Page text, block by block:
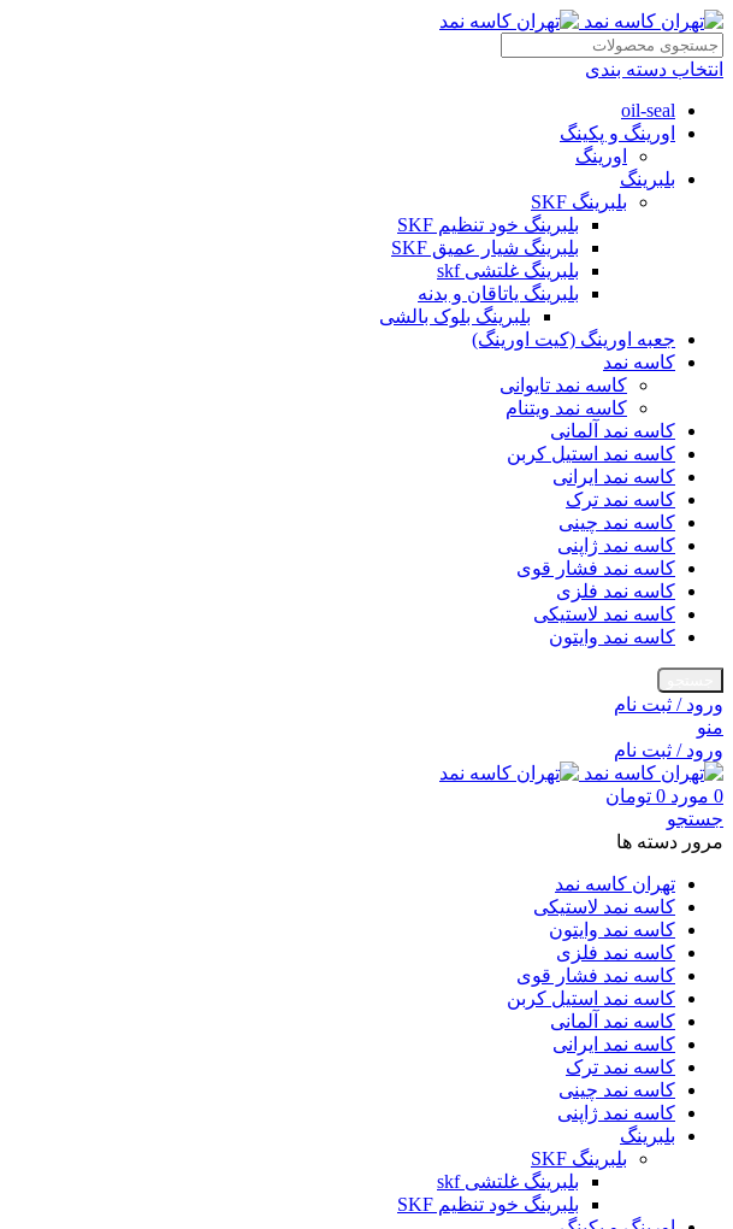
انتخاب دسته بندی
oil-seal
اورینگ و پکینگ
اورینگ
بلبرینگ
بلبرینگ SKF
بلبرینگ خود تنظیم SKF
بلبرینگ شیار عمیق SKF
بلبرینگ غلتشی skf
بلبرینگ یاتاقان و بدنه
بلبرینگ بلوک بالشی
جعبه اورینگ (کیت اورینگ)
کاسه نمد
کاسه نمد تایوانی
کاسه نمد ویتنام
کاسه نمد آلمانی
کاسه نمد استیل کربن
کاسه نمد ایرانی
کاسه نمد ترک
کاسه نمد چینی
کاسه نمد ژاپنی
کاسه نمد فشار قوی
کاسه نمد فلزی
کاسه نمد لاستیکی
کاسه نمد وایتون
ورود / ثبت نام
منو
ورود / ثبت نام
0 مورد 0 تومان
جستجو
مرور دسته ها
تهران کاسه نمد
کاسه نمد لاستیکی
کاسه نمد وایتون
کاسه نمد فلزی
کاسه نمد فشار قوی
کاسه نمد استیل کربن
کاسه نمد آلمانی
کاسه نمد ایرانی
کاسه نمد ترک
کاسه نمد چینی
کاسه نمد ژاپنی
بلبرینگ
بلبرینگ SKF
بلبرینگ غلتشی skf
بلبرینگ خود تنظیم SKF